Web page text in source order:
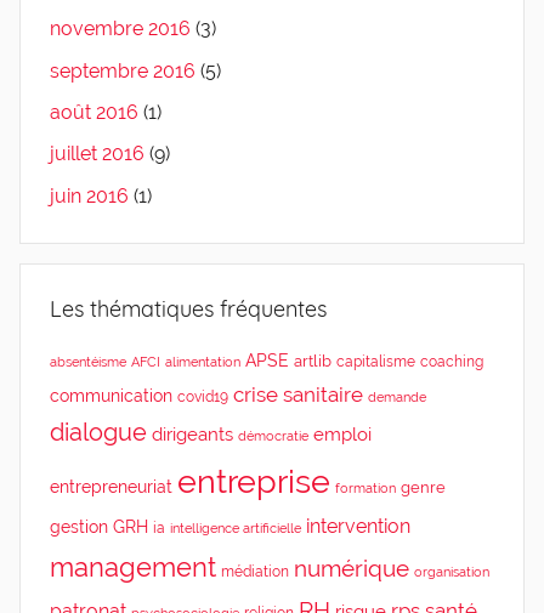
novembre 2016 (3)
septembre 2016 (5)
août 2016 (1)
juillet 2016 (9)
juin 2016 (1)
Les thématiques fréquentes
absentéisme AFCI alimentation APSE artlib capitalisme coaching
communication covid19 crise sanitaire demande
dialogue dirigeants démocratie emploi
entrepreneuriat entreprise formation genre
gestion GRH ia intelligence artificielle intervention
management médiation numérique organisation